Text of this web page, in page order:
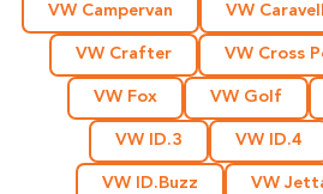
VW Campervan VW
VW Crafter VW Cross
VW Fox VW Golf
VW ID.3 VW ID.4
VW ID.Buzz VW